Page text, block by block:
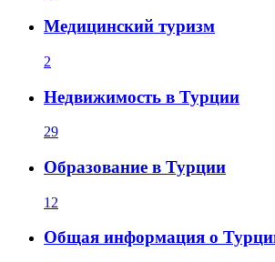
Медицинский туризм
2
Недвижимость в Турции
29
Образование в Турции
12
Общая информация о